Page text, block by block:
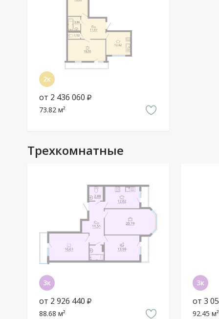
от 2 436 060 ₽
73.82 м²
Трехкомнатные
от 2 926 440 ₽
88.68 м²
от 3
92.45 м²